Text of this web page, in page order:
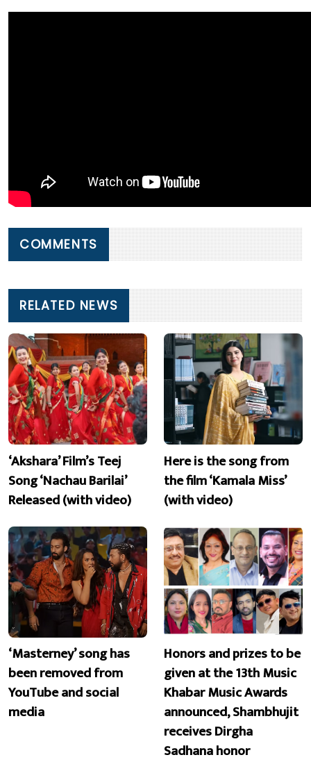
COMMENTS
RELATED NEWS
‘Akshara’ Film’s Teej
Song ‘Nachau Barilai’
Released (with video)
Here is the song from
the film ‘Kamala Miss’
(with video)
‘Masterney’ song has
been removed from
YouTube and social
media
Honors and prizes to be
given at the 13th Music
Khabar Music Awards
announced, Shambhujit
receives Dirgha
Sadhana honor